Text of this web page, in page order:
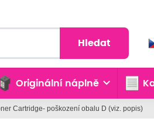
Hledat
Originální náplně
Cartridge- poškození obalu D (viz. popis)